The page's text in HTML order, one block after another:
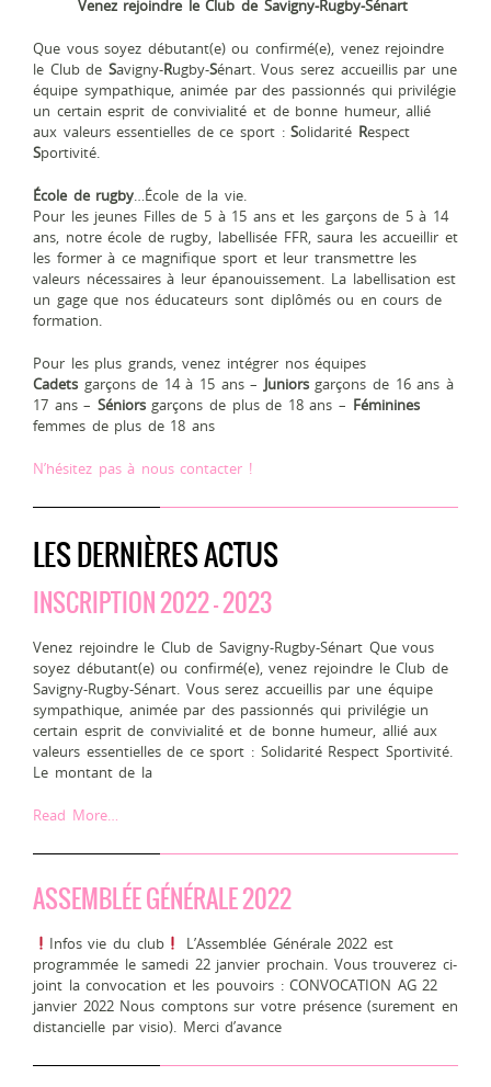
Venez rejoindre le Club de Savigny-Rugby-Sénart
Que vous soyez débutant(e) ou confirmé(e), venez rejoindre
le Club de Savigny-Rugby-Sénart. Vous serez accueillis par une
équipe sympathique, animée par des passionnés qui privilégie
un certain esprit de convivialité et de bonne humeur, allié
aux valeurs essentielles de ce sport :Solidarité Respect
Sportivité.
École de rugby…École de la vie.
Pour les jeunes Filles de 5 à 15 ans et les garçons de 5 à 14
ans, notre école de rugby, labellisée FFR, saura les accueillir et
les former à ce magnifique sport et leur transmettre les
valeurs nécessaires à leur épanouissement. La labellisation est
un gage que nos éducateurs sont diplômés ou en cours de
formation.
Pour les plus grands, venez intégrer nos équipes
Cadets garçons de 14 à 15 ans – Juniorsgarçons de 16 ans à
17 ans – Séniorsgarçons de plus de 18 ans – Féminines
femmes de plus de 18 ans
N’hésitez pas à nous contacter !
LES DERNIÈRES ACTUS
INSCRIPTION 2022 – 2023
Venez rejoindre le Club de Savigny-Rugby-Sénart Que vous
soyez débutant(e) ou confirmé(e), venez rejoindre le Club de
Savigny-Rugby-Sénart. Vous serez accueillis par une équipe
sympathique, animée par des passionnés qui privilégie un
certain esprit de convivialité et de bonne humeur, allié aux
valeurs essentielles de ce sport : Solidarité Respect Sportivité.
Le montant de la
Read More…
ASSEMBLÉE GÉNÉRALE 2022
Infos vie du club
L’Assemblée Générale 2022 est
programmée le samedi 22 janvier prochain. Vous trouverez ci-
joint la convocation et les pouvoirs : CONVOCATION AG 22
janvier 2022 Nous comptons sur votre présence (surement en
distancielle par visio). Merci d’avance